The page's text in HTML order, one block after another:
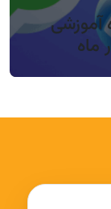
فصل
آموزشی
ماه